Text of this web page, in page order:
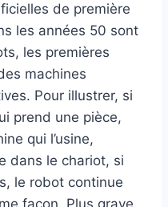
de première
les années 50 sont
les premières
machines
Pour illustrer, si
prend une pièce,
qui l’usine,
dans le chariot, si
le robot continue
façon. Plus grave,